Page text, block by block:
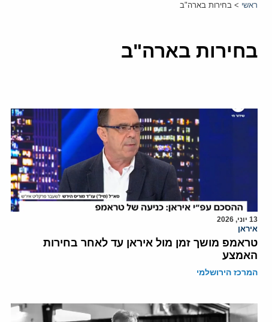
ראשי > בחירות בארה"ב
בחירות בארה"ב
13 יוני, 2026
איראן
טראמפ מושך זמן מול איראן עד לאחר בחירות
האמצע
המרכז הירושלמי